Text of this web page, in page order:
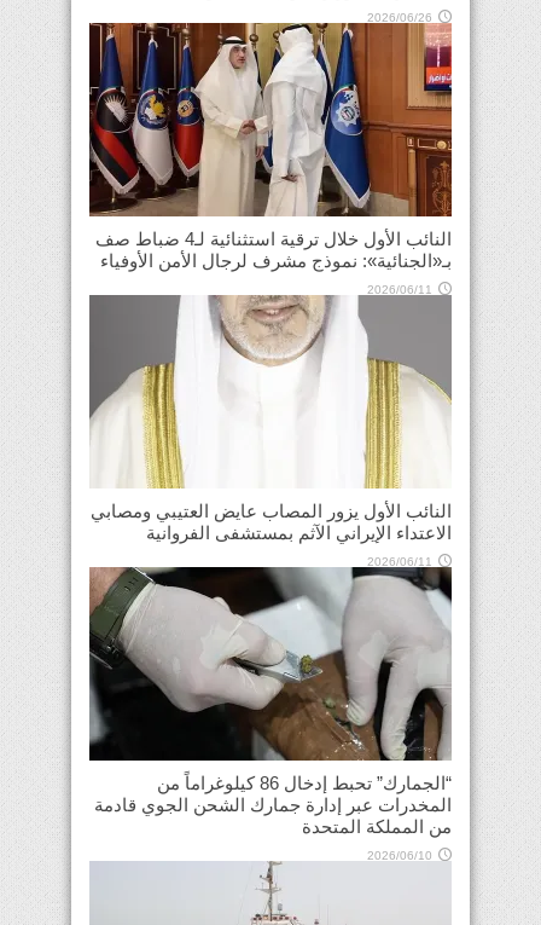
2026/06/26
النائب الأول خلال ترقية استثنائية لـ4 ضباط صف
بـ«الجنائية»: نموذج مشرف لرجال الأمن الأوفياء
2026/06/11
النائب الأول يزور المصاب عايض العتيبي ومصابي
الاعتداء الإيراني الآثم بمستشفى الفروانية
2026/06/11
“الجمارك” تحبط إدخال 86 كيلوغراماً من
المخدرات عبر إدارة جمارك الشحن الجوي قادمة
من المملكة المتحدة
2026/06/10